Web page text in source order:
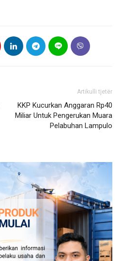
Artikulli tjetër
KKP Kucurkan Anggaran Rp40
Miliar Untuk Pengerukan Muara
Pelabuhan Lampulo